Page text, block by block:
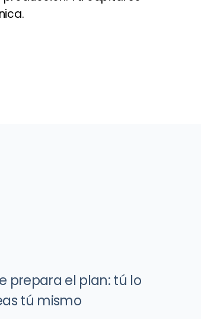
prepara el plan: tú lo
tú mismo